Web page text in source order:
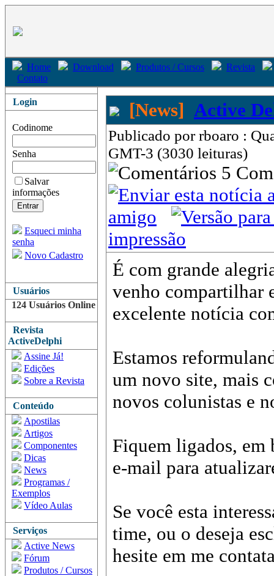
Home Download Produtos / Cursos
Revista
Contato
Login
Codinome
Senha
Salvar
informações
Esqueci minha
senha
Novo Cadastro
Usuários
124 Usuários Online
Revista
ActiveDelphi
Assine Já!
Edições
Sobre a Revista
Conteúdo
Apostilas
Artigos
Componentes
Dicas
News
Programas /
Exemplos
Vídeo Aulas
Serviços
Active News
Fórum
Produtos / Cursos
[News] Active
Publicado por rboaro :
GMT-3 (3030 leituras)
5
amigo
impressão
É com grande
venho compartilhar
excelente notícia
Estamos
um novo site, mais
novos colunistas e
Fiquem ligados, em
e-mail para
Se você esta
time, ou o deseja
hesite em me